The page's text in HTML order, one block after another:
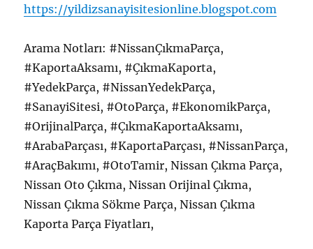
https://yildizsanayisitesionline.blogspot.com
Arama Notları: #NissanÇıkmaParça,
#KaportaAksamı, #ÇıkmaKaporta,
#YedekParça, #NissanYedekParça,
#SanayiSitesi, #OtoParça, #EkonomikParça,
#OrijinalParça, #ÇıkmaKaportaAksamı,
#ArabaParçası, #KaportaParçası, #NissanParça,
#AraçBakımı, #OtoTamir, Nissan Çıkma Parça,
Nissan Oto Çıkma, Nissan Orijinal Çıkma,
Nissan Çıkma Sökme Parça, Nissan Çıkma
Kaporta Parça Fiyatları,